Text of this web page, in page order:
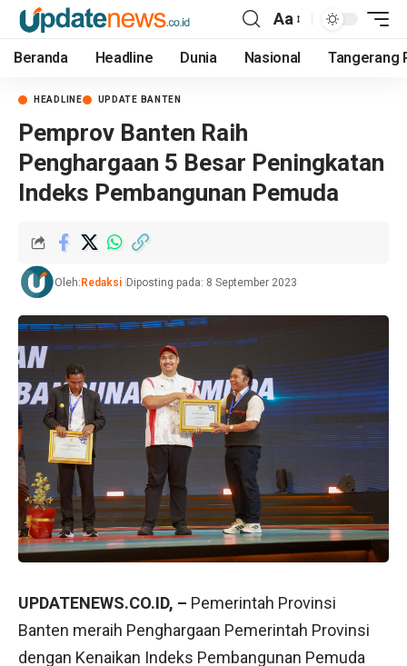
Aa
Beranda Headline Dunia Nasional Tangerang
HEADLINE UPDATE BANTEN
Pemprov Banten Raih
Penghargaan 5 Besar Peningkatan
Indeks Pembangunan Pemuda
Oleh: Redaksi Diposting pada: 8 September 2023
UPDATENEWS.CO.ID, – Pemerintah Provinsi
Banten meraih Penghargaan Pemerintah Provinsi
dengan Kenaikan Indeks Pembangunan Pemuda